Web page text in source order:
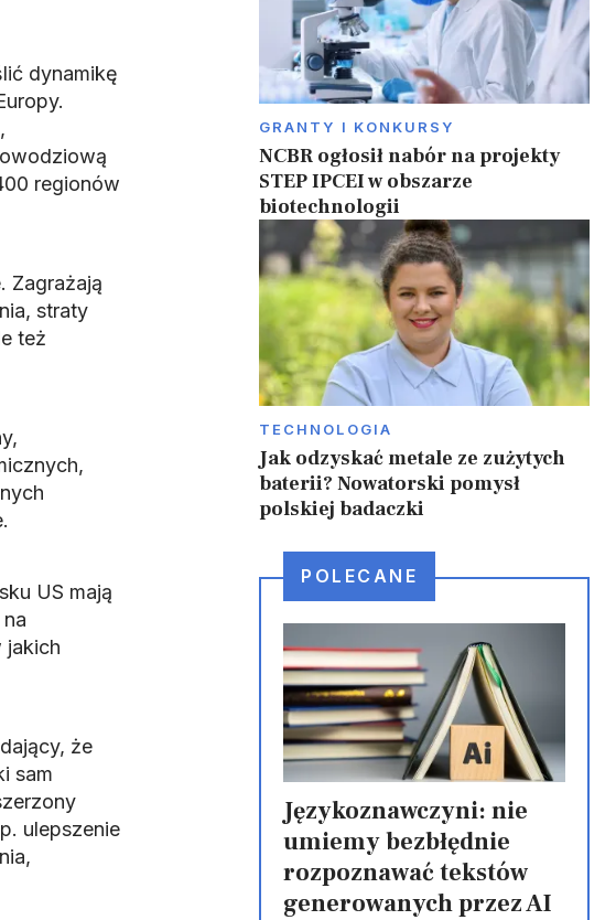
dynamikę
regionów
Zagrażają
straty
też
US mają
jakich
że
sam
ulepszenie
GRANTY I KONKURSY
NCBR ogłosił nabór na projekty
STEP IPCEI w obszarze
biotechnologii
TECHNOLOGIA
Jak odzyskać metale ze zużytych
baterii? Nowatorski pomysł
polskiej badaczki
POLECANE
Językoznawczyni: nie
umiemy bezbłędnie
rozpoznawać tekstów
generowanych przez AI